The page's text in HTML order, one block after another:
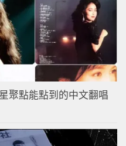
聚點能點到的中文翻唱